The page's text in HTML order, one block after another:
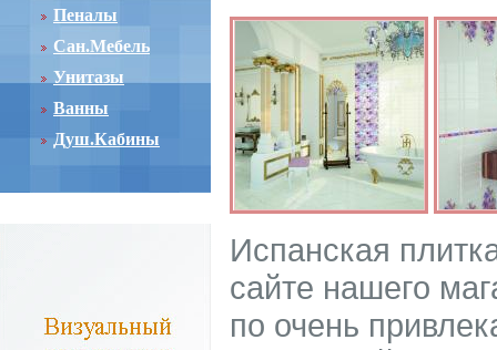
Пеналы
Сан.Мебель
Унитазы
Ванны
Душ.Кабины
Испанская
сайте нашего
по очень